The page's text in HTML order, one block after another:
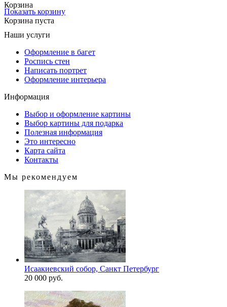
Корзина
Показать корзину
Корзина пуста
Наши услуги
Оформление в багет
Роспись стен
Написать портрет
Оформление интерьера
Информация
Выбор и оформление картины
Выбор картины для подарка
Полезная информация
Это интересно
Карта сайта
Контакты
Мы рекомендуем
Исаакиевский собор, Санкт Петербург
20 000 руб.